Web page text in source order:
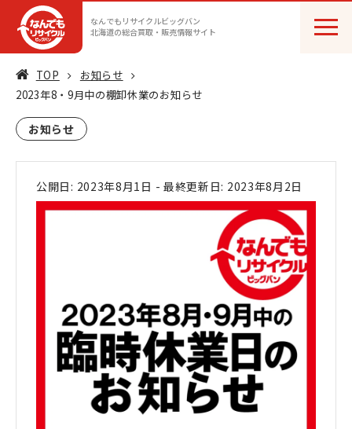
なんでもリサイクルビッグバン
北海道の総合買取・販売情報サイト
TOP
お知らせ
2023年8・9月中の棚卸休業のお知らせ
お知らせ
公開日: 2023年8月1日 - 最終更新日: 2023年8月2日